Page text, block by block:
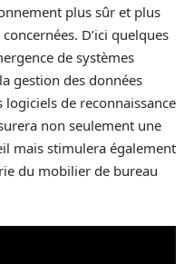
plus sûr et plus
D’ici quelques
de systèmes
gestion des données
de reconnaissance
non seulement une
mais stimulera également
du mobilier de bureau